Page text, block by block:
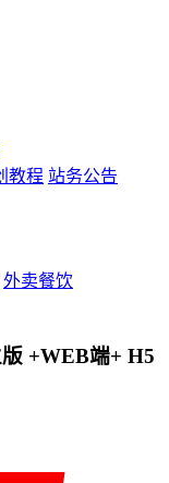
教程 站务公告
外卖餐饮
+WEB端+ H5